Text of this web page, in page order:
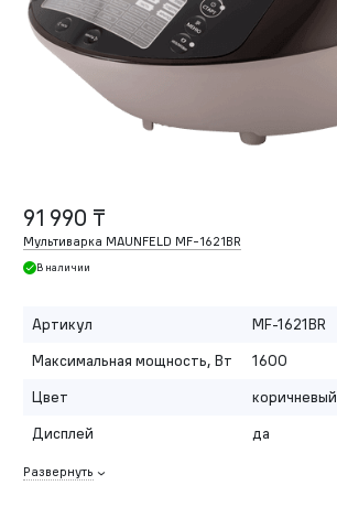
91 990 ₸
Мультиварка MAUNFELD MF-1621BR
В наличии
Артикул
MF-1621BR
Максимальная мощность, Вт
1600
Цвет
коричневый
Дисплей
да
Развернуть